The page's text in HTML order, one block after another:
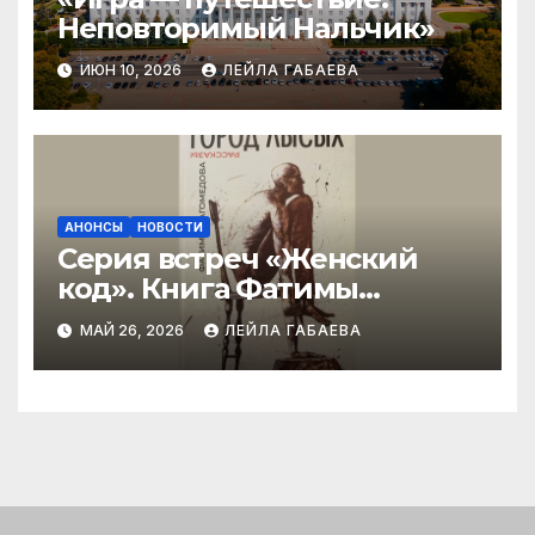
Неповторимый Нальчик»
ИЮН 10, 2026 ЛЕЙЛА ГАБАЕВА
АНОНСЫ НОВОСТИ
Серия встреч «Женский
код». Книга Фатимы
Магомедовой «Город
лысых»
МАЙ 26, 2026 ЛЕЙЛА ГАБАЕВА